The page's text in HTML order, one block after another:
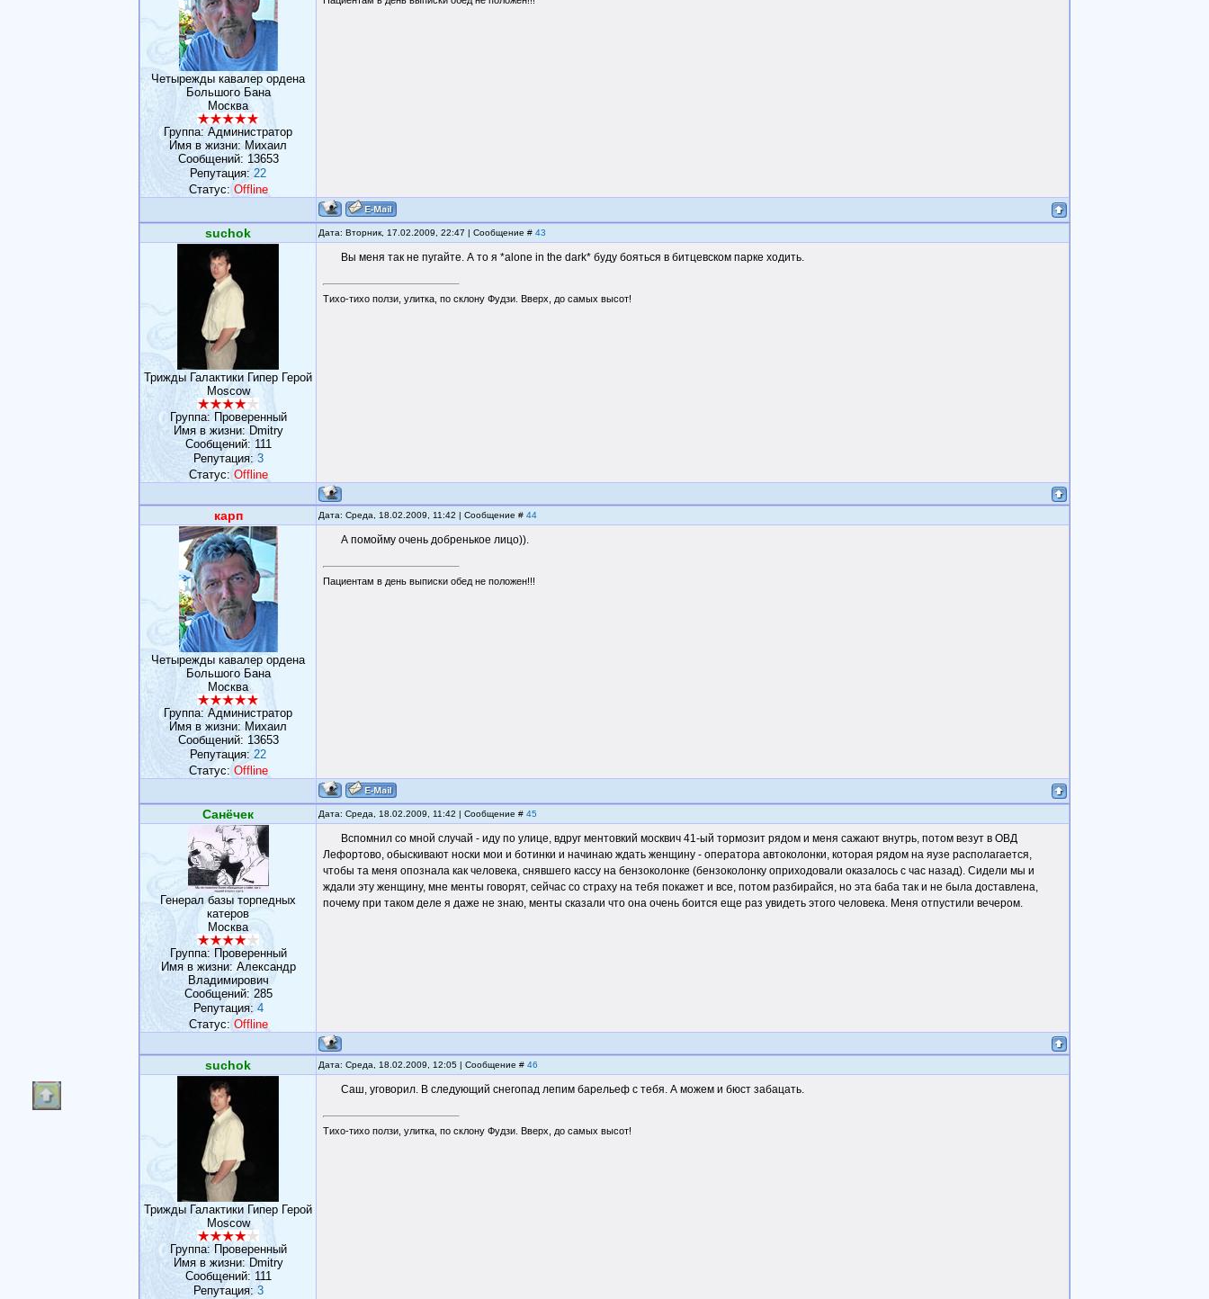
Четырежды кавалер ордена
Большого Бана
Москва
Группа: Администратор
Имя в жизни: Михаил
Сообщений: 13653
Репутация: 22
Статус: Offline
suchok Дата: Вторник, 17.02.2009, 22:47 | Сообщение # 43
Трижды Галактики Гипер Герой
Moscow
Группа: Проверенный
Имя в жизни: Dmitry
Сообщений: 111
Репутация: 3
Статус: Offline
Вы меня так не пугайте. А то я *alone in the dark* буду бояться в битцевском парке ходить.
Тихо-тихо ползи, улитка, по склону Фудзи. Вверх, до самых высот!
карп Дата: Среда, 18.02.2009, 11:42 | Сообщение # 44
Четырежды кавалер ордена
Большого Бана
Москва
Группа: Администратор
Имя в жизни: Михаил
Сообщений: 13653
Репутация: 22
Статус: Offline
А помойму очень добренькое лицо)).
Пациентам в день выписки обед не положен!!!
Санёчек Дата: Среда, 18.02.2009, 11:42 | Сообщение # 45
Генерал базы торпедных
катеров
Москва
Группа: Проверенный
Имя в жизни: Александр
Владимирович
Сообщений: 285
Репутация: 4
Статус: Offline
Вспомнил со мной случай - иду по улице, вдруг ментовкий москвич 41-ый тормозит рядом и меня сажают внутрь, потом везут в ОВД
Лефортово, обыскивают носки мои и ботинки и начинаю ждать женщину - оператора автоколонки, которая рядом на яузе располагается,
чтобы та меня опознала как человека, снявшего кассу на бензоколонке (бензоколонку оприходовали оказалось с час назад). Сидели мы и
ждали эту женщину, мне менты говорят, сейчас со страху на тебя покажет и все, потом разбирайся, но эта баба так и не была доставлена,
почему при таком деле я даже не знаю, менты сказали что она очень боится еще раз увидеть этого человека. Меня отпустили вечером.
suchok Дата: Среда, 18.02.2009, 12:05 | Сообщение # 46
Трижды Галактики Гипер Герой
Moscow
Группа: Проверенный
Имя в жизни: Dmitry
Сообщений: 111
Репутация: 3
Саш, уговорил. В следующий снегопад лепим барельеф с тебя. А можем и бюст забацать.
Тихо-тихо ползи, улитка, по склону Фудзи. Вверх, до самых высот!